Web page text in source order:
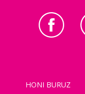
HONI BURUZ